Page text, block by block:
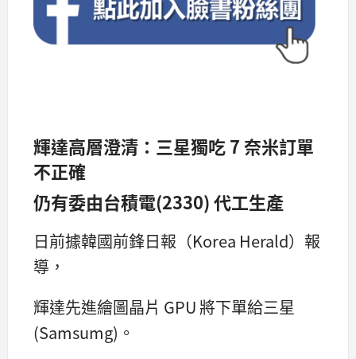
輝達高層澄清：三星獨吃 7 奈米訂單
不正確
仍有委由台積電(2330) 代工生產
日前據韓國前鋒日報（Korea Herald）報
導，
輝達先進繪圖晶片 GPU 將下單給三星
(Samsumg)。